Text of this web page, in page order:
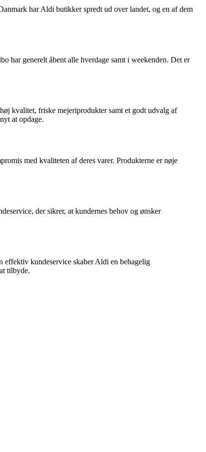
har Aldi butikker spredt ud over landet, og en af dem
har generelt åbent alle hverdage samt i weekenden. Det er
kvalitet, friske mejeriprodukter samt et godt udvalg af
at opdage.
med kvaliteten af deres varer. Produkterne er nøje
der sikrer, at kundernes behov og ønsker
effektiv kundeservice skaber Aldi en behagelig
tilbyde.